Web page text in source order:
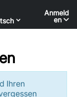
Anmeld
en
Ihren